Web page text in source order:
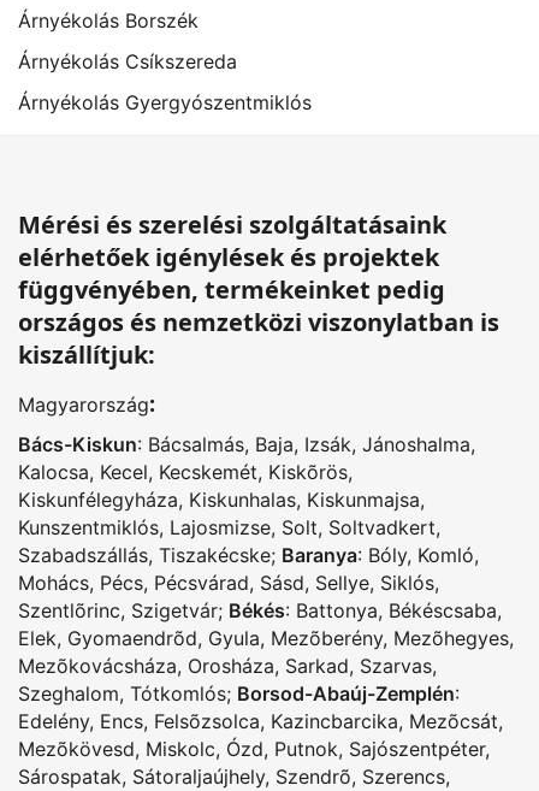
Árnyékolás Borszék
Árnyékolás Csíkszereda
Árnyékolás Gyergyószentmiklós
Mérési és szerelési szolgáltatásaink
elérhetőek igénylések és projektek
függvényében, termékeinket pedig
országos és nemzetközi viszonylatban is
kiszállítjuk:
Magyarország:
Bács-Kiskun: Bácsalmás, Baja, Izsák, Jánoshalma,
Kalocsa, Kecel, Kecskemét, Kiskõrös,
Kiskunfélegyháza, Kiskunhalas, Kiskunmajsa,
Kunszentmiklós, Lajosmizse, Solt, Soltvadkert,
Szabadszállás, Tiszakécske; Baranya: Bóly, Komló,
Mohács, Pécs, Pécsvárad, Sásd, Sellye, Siklós,
Szentlõrinc, Szigetvár; Békés: Battonya, Békéscsaba,
Elek, Gyomaendrõd, Gyula, Mezõberény, Mezõhegyes,
Mezõkovácsháza, Orosháza, Sarkad, Szarvas,
Szeghalom, Tótkomlós; Borsod-Abaúj-Zemplén:
Edelény, Encs, Felsõzsolca, Kazincbarcika, Mezõcsát,
Mezõkövesd, Miskolc, Ózd, Putnok, Sajószentpéter,
Sárospatak, Sátoraljaújhely, Szendrõ, Szerencs,